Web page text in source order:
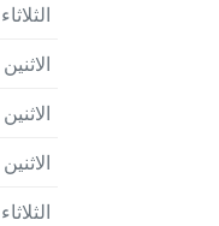
الثلاثاء
الاثنين
الاثنين
الاثنين
الثلاثاء